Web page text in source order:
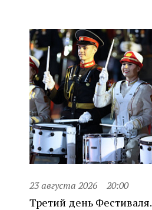
23 августа 2026 20:00
Третий день Фестиваля.